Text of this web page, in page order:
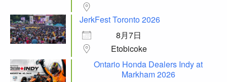
JerkFest Toronto 2026
8月7日
Etobicoke
Ontario Honda Dealers Indy at
Markham 2026